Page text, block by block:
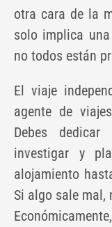
otra cara de la
solo implica
no todos están
El viaje
agente de
Debes
investigar y
alojamiento
Si algo sale mal,